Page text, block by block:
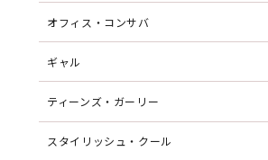
オフィス・コンサバ
ギャル
ティーンズ・ガーリー
スタイリッシュ・クール